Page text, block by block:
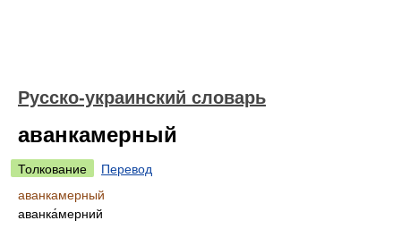
Русско-украинский словарь
аванкамерный
Толкование
Перевод
аванкамерный
аванка́мерний